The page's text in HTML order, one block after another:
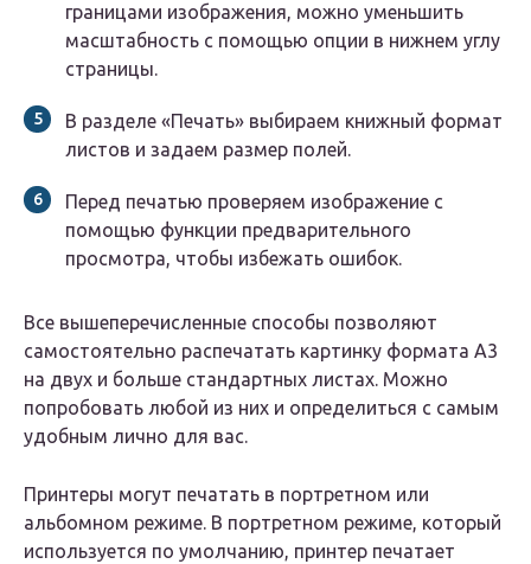
границами изображения, можно уменьшить
масштабность с помощью опции в нижнем углу
страницы.
В разделе «Печать» выбираем книжный формат
листов и задаем размер полей.
Перед печатью проверяем изображение с
помощью функции предварительного
просмотра, чтобы избежать ошибок.
Все вышеперечисленные способы позволяют
самостоятельно распечатать картинку формата А3
на двух и больше стандартных листах. Можно
попробовать любой из них и определиться с самым
удобным лично для вас.
Принтеры могут печатать в портретном или
альбомном режиме. В портретном режиме, который
используется по умолчанию, принтер печатает